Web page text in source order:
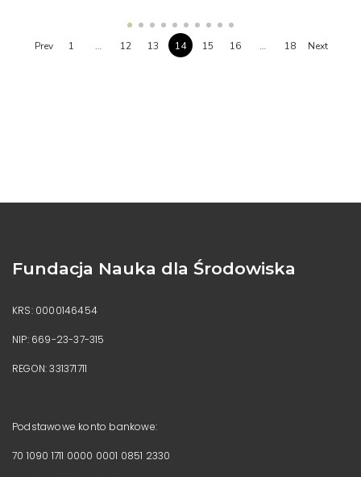
Termin składania ofert:
Oferty, na własnym wzorze lub na
wzorze wskazanym w punkcie 1
zawiadomi wszystkich
Prev 1 … 12 13 14 15 16 … 18 Next
Fundacja Nauka dla Środowiska
KRS: 0000146454
NIP: 669-23-37-315
REGON: 331371711
Podstawowe konto bankowe:
70 1090 1711 0000 0001 0851 2330